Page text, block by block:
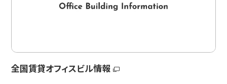
全国賃貸オフィスビル情報